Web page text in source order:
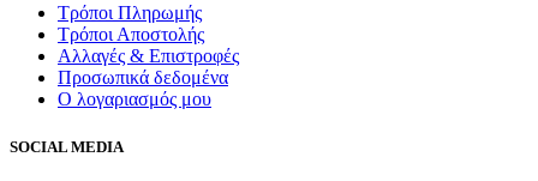
Τρόποι Πληρωμής
Τρόποι Αποστολής
Αλλαγές & Επιστροφές
Προσωπικά δεδομένα
Ο λογαριασμός μου
SOCIAL MEDIA